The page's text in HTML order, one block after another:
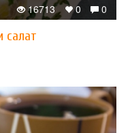
0
0
16713
салат